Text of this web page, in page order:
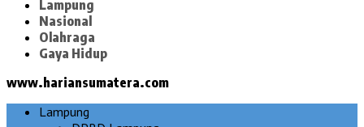
Lampung
Nasional
Olahraga
Gaya Hidup
www.hariansumatera.com
Lampung